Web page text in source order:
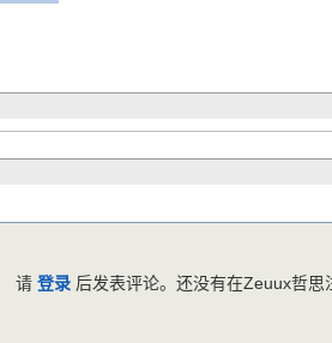
请登录 后发表评论。还没有在Zeuux哲